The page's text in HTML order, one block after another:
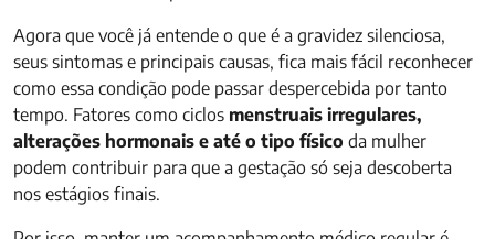
Agora que você já entende o que é a gravidez silenciosa,
seus sintomas e principais causas, fica mais fácil reconhecer
como essa condição pode passar despercebida por tanto
tempo. Fatores como ciclos menstruais irregulares,
alterações hormonais e até o tipo físico da mulher
podem contribuir para que a gestação só seja descoberta
nos estágios finais.